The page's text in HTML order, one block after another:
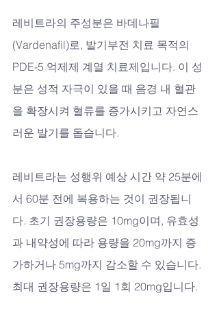
레비트라의 주성분은 바데나필
(Vardenafil)로, 발기부전 치료 목적의
PDE-5 억제제 계열 치료제입니다. 이 성
분은 성적 자극이 있을 때 음경 내 혈관
을 확장시켜 혈류를 증가시키고 자연스
러운 발기를 돕습니다.
레비트라는 성행위 예상 시간 약 25분에
서 60분 전에 복용하는 것이 권장됩니
다. 초기 권장용량은 10mg이며, 유효성
과 내약성에 따라 용량을 20mg까지 증
가하거나 5mg까지 감소할 수 있습니다.
최대 권장용량은 1일 1회 20mg입니다.